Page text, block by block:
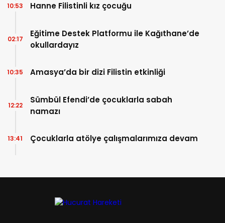
Hanne Filistinli kız çocuğu
10:53
Eğitime Destek Platformu ile Kağıthane’de
okullardayız
02:17
Amasya’da bir dizi Filistin etkinliği
10:35
Sümbül Efendi’de çocuklarla sabah
namazı
12:22
Çocuklarla atölye çalışmalarımıza devam
13:41